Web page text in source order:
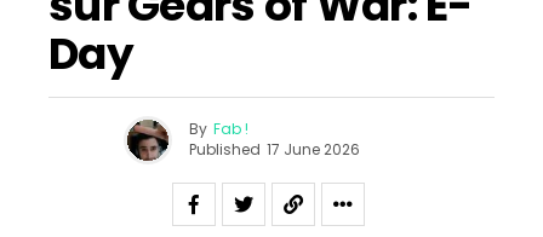
Day
By Fab !
Published 17 June 2026